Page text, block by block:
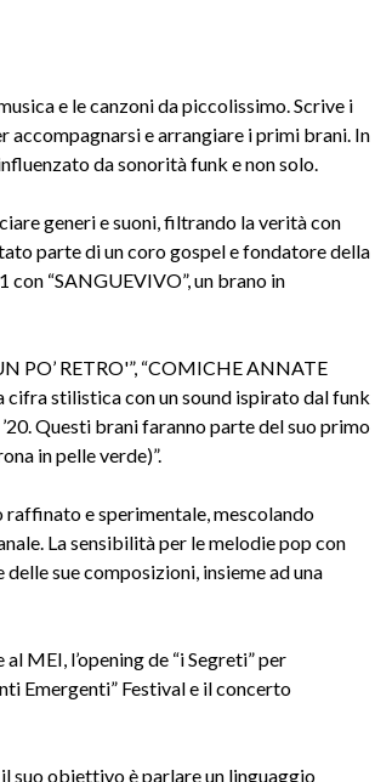
e le canzoni da piccolissimo. Scrive i
accompagnarsi e arrangiare i primi brani. In
da sonorità funk e non solo.
generi e suoni, filtrando la verità con
parte di un coro gospel e fondatore della
“SANGUEVIVO”, un brano in
PO’ RETRO'”, “COMICHE ANNATE
cifra stilistica con un sound ispirato dal funk
Questi brani faranno parte del suo primo
in pelle verde)”.
raffinato e sperimentale, mescolando
La sensibilità per le melodie pop con
sue composizioni, insieme ad una
MEI, l’opening de “i Segreti” per
Emergenti” Festival e il concerto
suo obiettivo è parlare un linguaggio